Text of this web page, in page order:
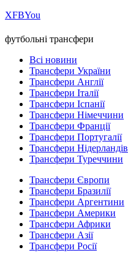
ХFBYou
футбольні трансфери
Всі новини
Трансфери України
Трансфери Англії
Трансфери Італії
Трансфери Іспанії
Трансфери Німеччини
Трансфери Франції
Трансфери Португалії
Трансфери Нідерландів
Трансфери Туреччини
Трансфери Європи
Трансфери Бразилії
Трансфери Аргентини
Трансфери Америки
Трансфери Африки
Трансфери Азії
Трансфери Росії